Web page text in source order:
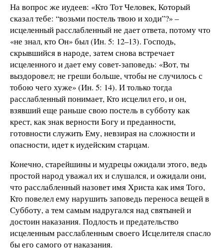
На вопрос же иудеев: «Кто Тот Человек, Который
сказал тебе: “возьми постель твою и ходи”?» –
исцеленный расслабленный не дает ответа, потому что
«не знал, кто Он» был (Ин. 5: 12–13). Господь,
скрывшийся в народе, затем снова встречает
исцеленного и дает ему совет-заповедь: «Вот, ты
выздоровел; не греши больше, чтобы не случилось с
тобою чего хуже» (Ин. 5: 14). И только тогда
расслабленный понимает, Кто исцелил его, и он,
взявший еще раньше свою постель в субботу как
крест, как знак верности Богу и преданности,
готовности служить Ему, невзирая на сложности и
опасности, идет к иудейским старцам.
Конечно, старейшины и мудрецы ожидали этого, ведь
простой народ уважал их и слушался, и ожидали они,
что расслабленный назовет имя Христа как имя Того,
Кто повелел ему нарушить заповедь переноса вещей в
Субботу, а тем самым надругался над святыней и
достоин наказания. Подлость и предательство
исцеленным расслабленным своего Исцелителя спасло
бы его самого от наказания.